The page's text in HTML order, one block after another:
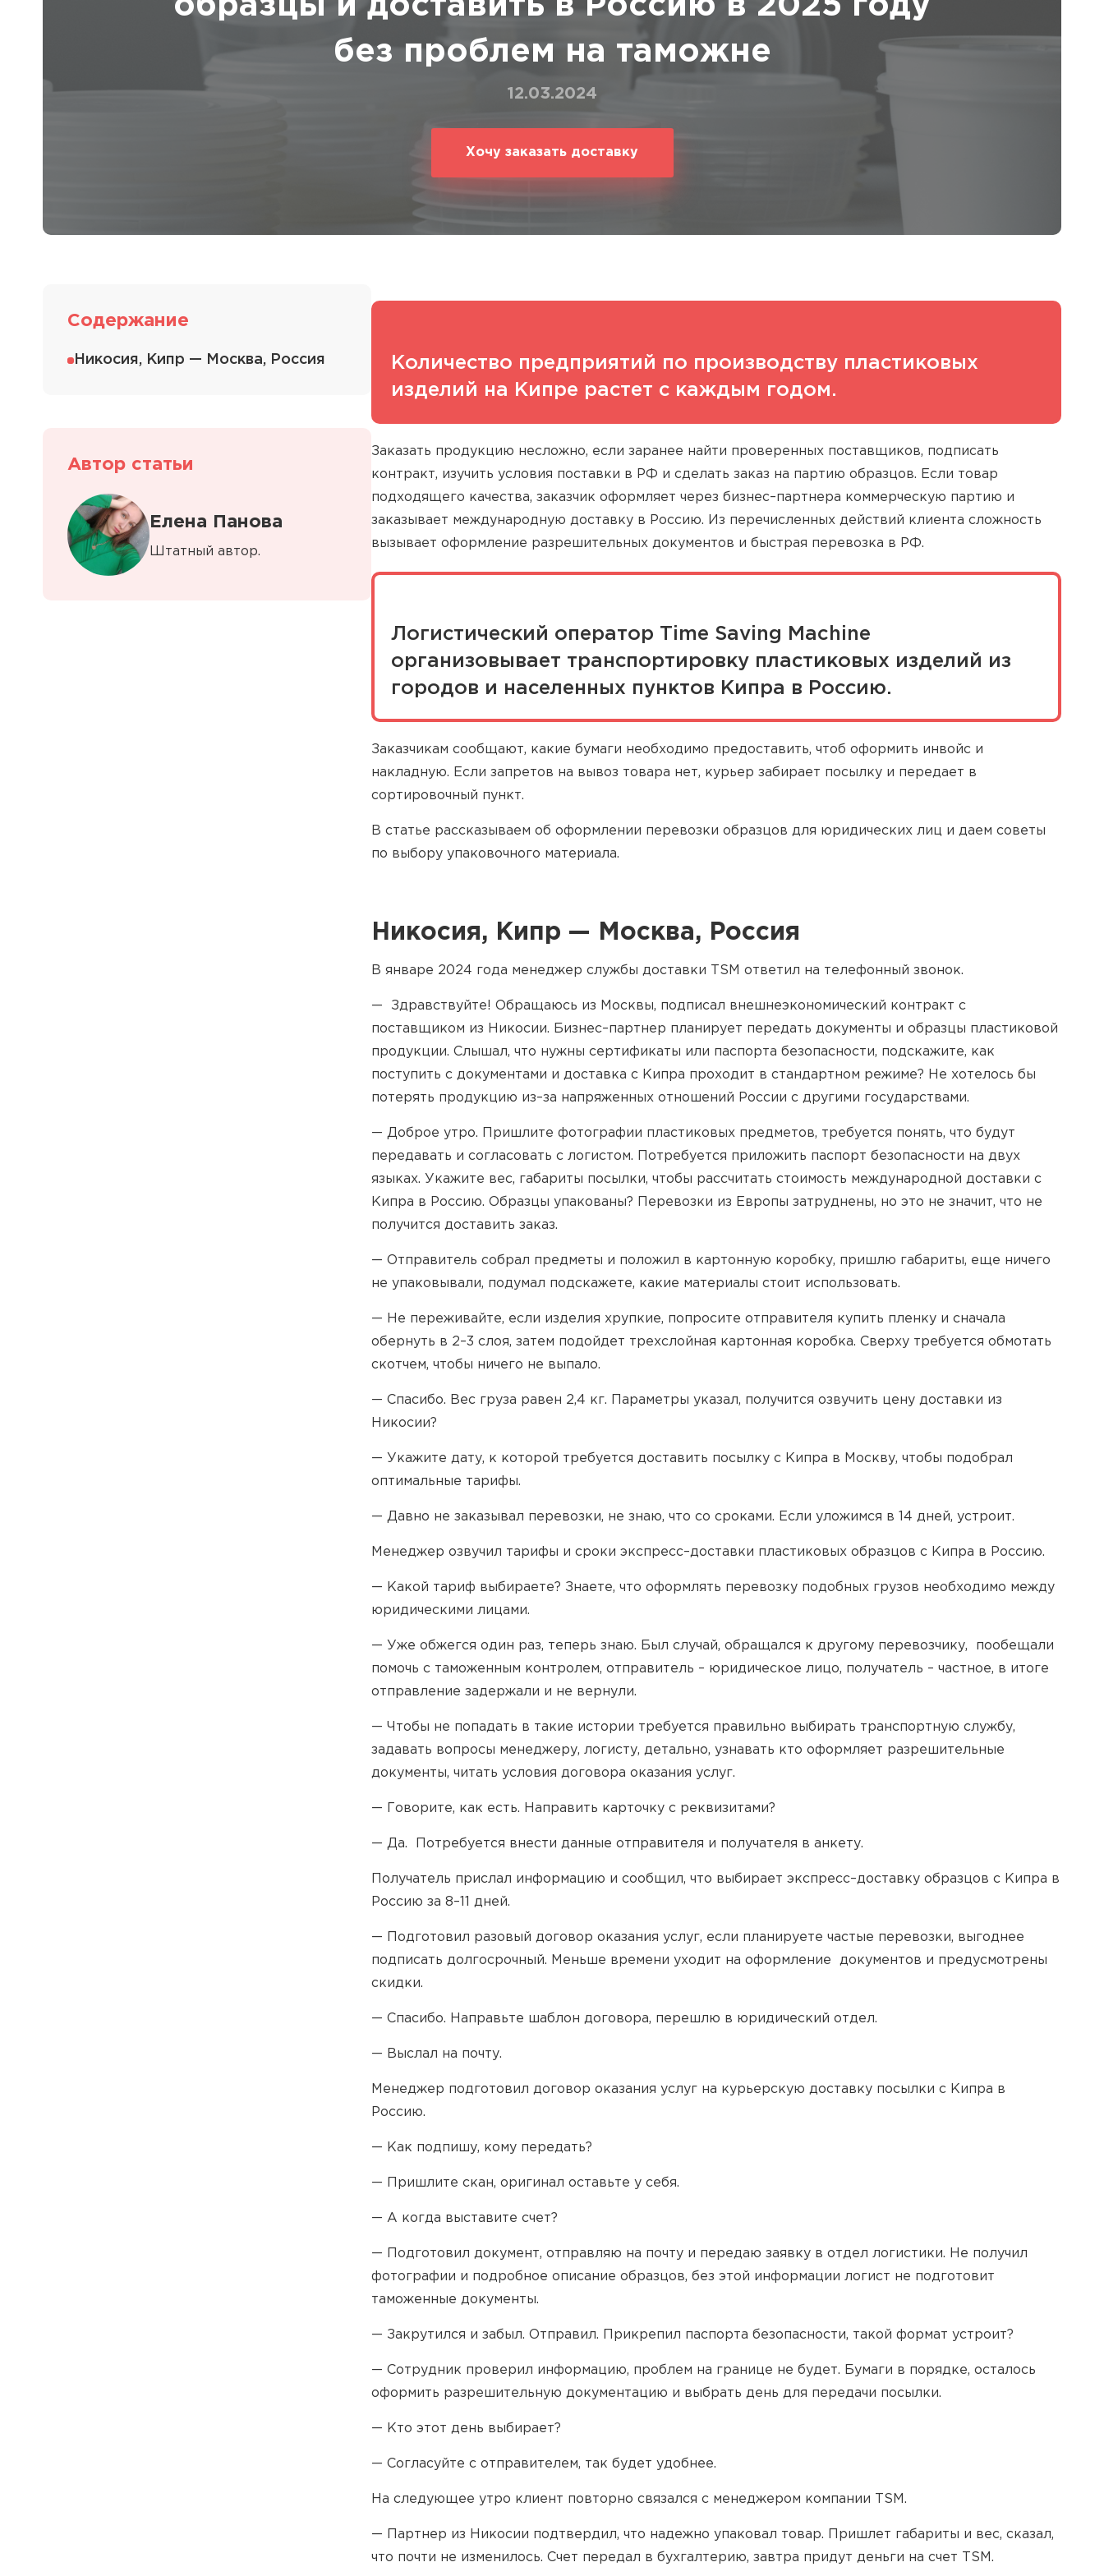
Полезная информация
декларирование
Страхование
Помощь
образцы и доставить в Россию в 2025 году
без проблем на таможне
12.03.2024
Хочу заказать доставку
Содержание
Никосия, Кипр — Москва, Россия
Автор статьи
Елена Панова
Штатный автор.
Количество предприятий по производству пластиковых
изделий на Кипре растет с каждым годом.
Заказать продукцию несложно, если заранее найти проверенных поставщиков, подписать
контракт, изучить условия поставки в РФ и сделать заказ на партию образцов. Если товар
подходящего качества, заказчик оформляет через бизнес–партнера коммерческую партию и
заказывает международную доставку в Россию. Из перечисленных действий клиента сложность
вызывает оформление разрешительных документов и быстрая перевозка в РФ.
Логистический оператор Time Saving Machine
организовывает транспортировку пластиковых изделий из
городов и населенных пунктов Кипра в Россию.
Заказчикам сообщают, какие бумаги необходимо предоставить, чтоб оформить инвойс и
накладную. Если запретов на вывоз товара нет, курьер забирает посылку и передает в
сортировочный пункт.
В статье рассказываем об оформлении перевозки образцов для юридических лиц и даем советы
по выбору упаковочного материала.
Никосия, Кипр — Москва, Россия
В январе 2024 года менеджер службы доставки TSM ответил на телефонный звонок.
— Здравствуйте! Обращаюсь из Москвы, подписал внешнеэкономический контракт с
поставщиком из Никосии. Бизнес–партнер планирует передать документы и образцы пластиковой
продукции. Слышал, что нужны сертификаты или паспорта безопасности, подскажите, как
поступить с документами и доставка с Кипра проходит в стандартном режиме? Не хотелось бы
потерять продукцию из–за напряженных отношений России с другими государствами.
— Доброе утро. Пришлите фотографии пластиковых предметов, требуется понять, что будут
передавать и согласовать с логистом. Потребуется приложить паспорт безопасности на двух
языках. Укажите вес, габариты посылки, чтобы рассчитать стоимость международной доставки с
Кипра в Россию. Образцы упакованы? Перевозки из Европы затруднены, но это не значит, что не
получится доставить заказ.
— Отправитель собрал предметы и положил в картонную коробку, пришлю габариты, еще ничего
не упаковывали, подумал подскажете, какие материалы стоит использовать.
— Не переживайте, если изделия хрупкие, попросите отправителя купить пленку и сначала
обернуть в 2–3 слоя, затем подойдет трехслойная картонная коробка. Сверху требуется обмотать
скотчем, чтобы ничего не выпало.
— Спасибо. Вес груза равен 2,4 кг. Параметры указал, получится озвучить цену доставки из
Никосии?
— Укажите дату, к которой требуется доставить посылку с Кипра в Москву, чтобы подобрал
оптимальные тарифы.
— Давно не заказывал перевозки, не знаю, что со сроками. Если уложимся в 14 дней, устроит.
Менеджер озвучил тарифы и сроки экспресс–доставки пластиковых образцов с Кипра в Россию.
— Какой тариф выбираете? Знаете, что оформлять перевозку подобных грузов необходимо между
юридическими лицами.
— Уже обжегся один раз, теперь знаю. Был случай, обращался к другому перевозчику, пообещали
помочь с таможенным контролем, отправитель – юридическое лицо, получатель – частное, в итоге
отправление задержали и не вернули.
— Чтобы не попадать в такие истории требуется правильно выбирать транспортную службу,
задавать вопросы менеджеру, логисту, детально, узнавать кто оформляет разрешительные
документы, читать условия договора оказания услуг.
— Говорите, как есть. Направить карточку с реквизитами?
— Да. Потребуется внести данные отправителя и получателя в анкету.
Получатель прислал информацию и сообщил, что выбирает экспресс–доставку образцов с Кипра в
Россию за 8–11 дней.
— Подготовил разовый договор оказания услуг, если планируете частые перевозки, выгоднее
подписать долгосрочный. Меньше времени уходит на оформление документов и предусмотрены
скидки.
— Спасибо. Направьте шаблон договора, перешлю в юридический отдел.
— Выслал на почту.
Менеджер подготовил договор оказания услуг на курьерскую доставку посылки с Кипра в
Россию.
— Как подпишу, кому передать?
— Пришлите скан, оригинал оставьте у себя.
— А когда выставите счет?
— Подготовил документ, отправляю на почту и передаю заявку в отдел логистики. Не получил
фотографии и подробное описание образцов, без этой информации логист не подготовит
таможенные документы.
— Закрутился и забыл. Отправил. Прикрепил паспорта безопасности, такой формат устроит?
— Сотрудник проверил информацию, проблем на границе не будет. Бумаги в порядке, осталось
оформить разрешительную документацию и выбрать день для передачи посылки.
— Кто этот день выбирает?
— Согласуйте с отправителем, так будет удобнее.
На следующее утро клиент повторно связался с менеджером компании TSM.
— Партнер из Никосии подтвердил, что надежно упаковал товар. Пришлет габариты и вес, сказал,
что почти не изменилось. Счет передал в бухгалтерию, завтра придут деньги на счет TSM.